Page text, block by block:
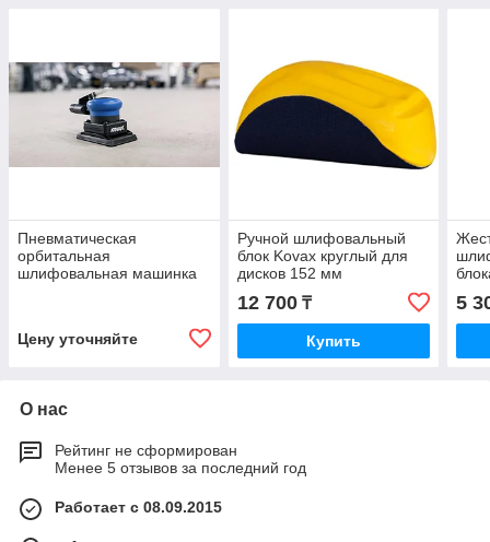
Пневматическая
орбитальная
шлифовальная машинка
Цену уточняйте
Ручной шлифовальный
блок Kovax круглый для
дисков 152 мм
12 700₸
Купить
5
О нас
Рейтинг не сформирован
Менее 5 отзывов за последний год
Работает с 08.09.2015